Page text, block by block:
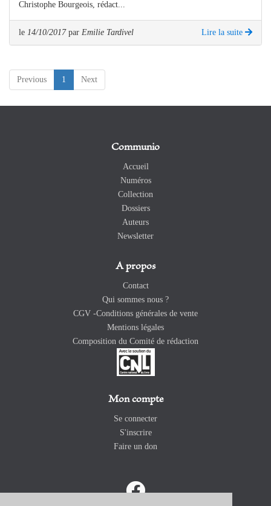
Christophe Bourgeois, rédact...
le 14/10/2017 par Emilie Tardivel Lire la suite
Previous 1 (current)
Next
Communio
Accueil
Numéros
Collection
Dossiers
Auteurs
Newsletter
A propos
Contact
Qui sommes nous ?
CGV -Conditions générales de vente
Mentions légales
Composition du Comité de rédaction
Mon compte
Se connecter
S'inscrire
Faire un don